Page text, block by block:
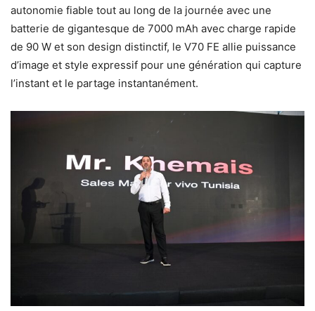
autonomie fiable tout au long de la journée avec une
batterie de gigantesque de 7000 mAh avec charge rapide
de 90 W et son design distinctif, le V70 FE allie puissance
d’image et style expressif pour une génération qui capture
l’instant et le partage instantanément.